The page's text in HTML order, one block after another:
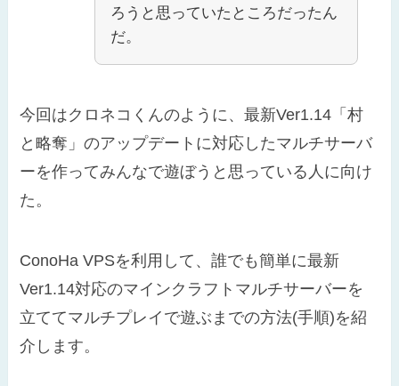
ろうと思っていたところだったん
だ。
今回はクロネコくんのように、最新Ver1.14「村
と略奪」のアップデートに対応したマルチサーバ
ーを作ってみんなで遊ぼうと思っている人に向け
た。
ConoHa VPSを利用して、誰でも簡単に最新
Ver1.14対応のマインクラフトマルチサーバーを
立ててマルチプレイで遊ぶまでの方法(手順)を紹
介します。